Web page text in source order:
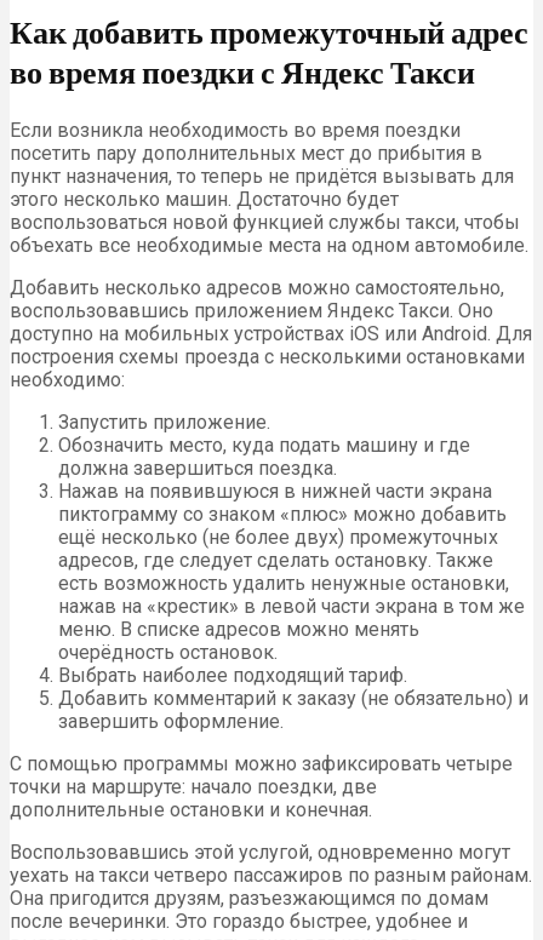
Как добавить промежуточный адрес
во время поездки с Яндекс Такси
Если возникла необходимость во время поездки
посетить пару дополнительных мест до прибытия в
пункт назначения, то теперь не придётся вызывать для
этого несколько машин. Достаточно будет
воспользоваться новой функцией службы такси, чтобы
объехать все необходимые места на одном автомобиле.
Добавить несколько адресов можно самостоятельно,
воспользовавшись приложением Яндекс Такси. Оно
доступно на мобильных устройствах iOS или Android. Для
построения схемы проезда с несколькими остановками
необходимо:
Запустить приложение.
Обозначить место, куда подать машину и где
должна завершиться поездка.
Нажав на появившуюся в нижней части экрана
пиктограмму со знаком «плюс» можно добавить
ещё несколько (не более двух) промежуточных
адресов, где следует сделать остановку. Также
есть возможность удалить ненужные остановки,
нажав на «крестик» в левой части экрана в том же
меню. В списке адресов можно менять
очерёдность остановок.
Выбрать наиболее подходящий тариф.
Добавить комментарий к заказу (не обязательно) и
завершить оформление.
С помощью программы можно зафиксировать четыре
точки на маршруте: начало поездки, две
дополнительные остановки и конечная.
Воспользовавшись этой услугой, одновременно могут
уехать на такси четверо пассажиров по разным районам.
Она пригодится друзям, разъезжающимся по домам
после вечеринки. Это гораздо быстрее, удобнее и